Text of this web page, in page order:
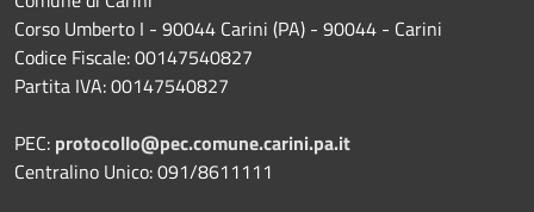
Corso Umberto I - 90044 Carini (PA) - 90044 - Carini
Codice Fiscale: 00147540827
Partita IVA: 00147540827
PEC: protocollo@pec.comune.carini.pa.it
Centralino Unico: 091/8611111